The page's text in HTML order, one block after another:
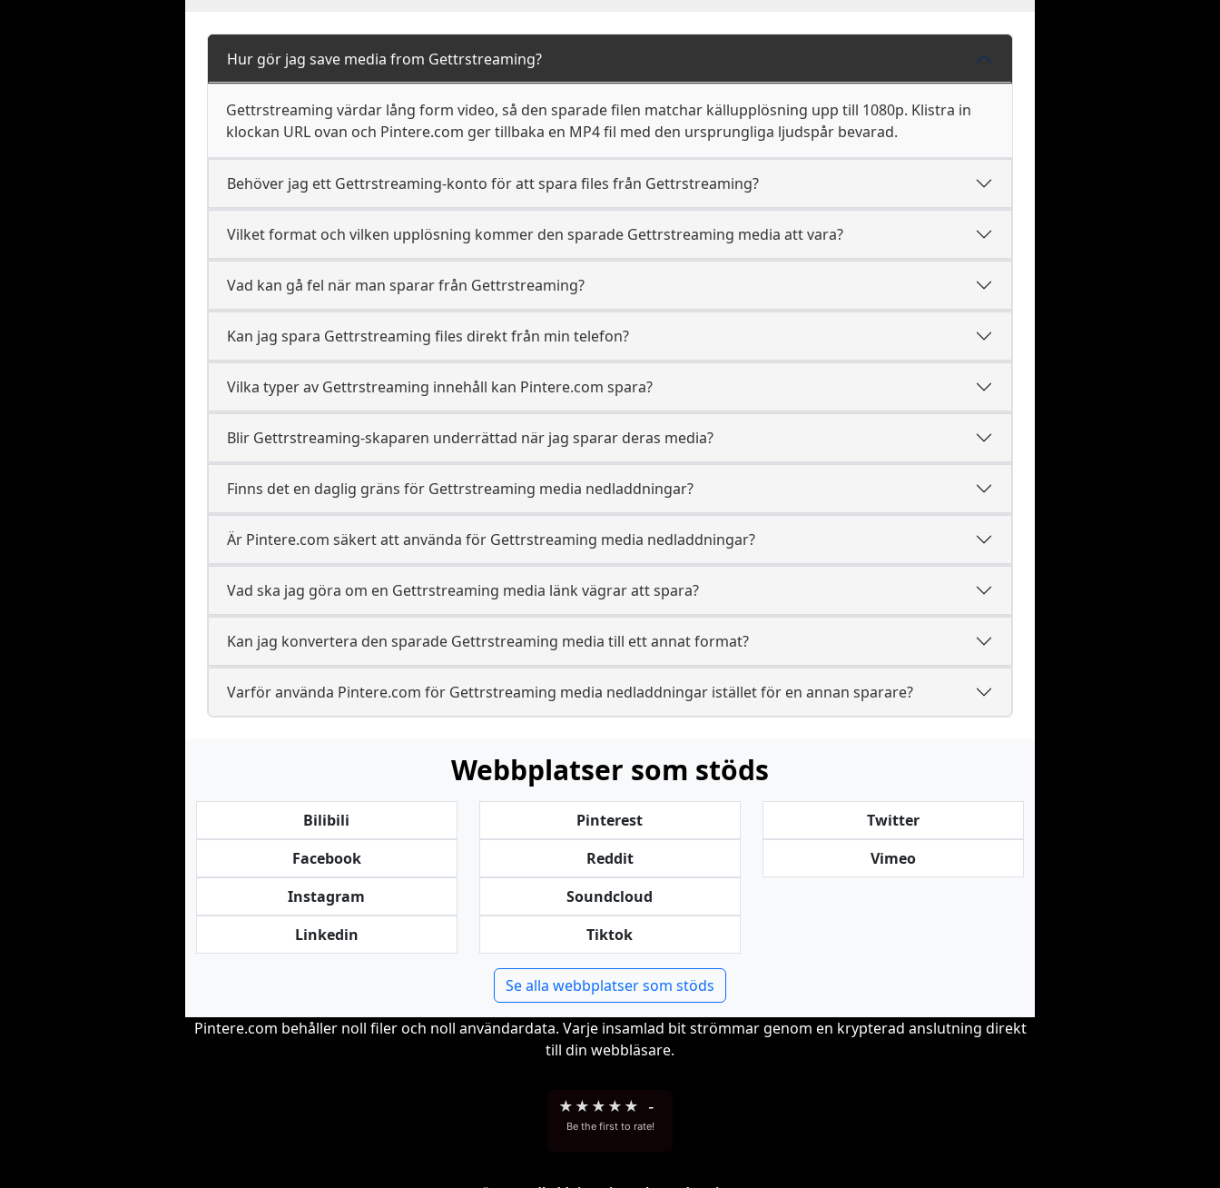
Hur gör jag save media from Gettrstreaming?
Gettrstreaming värdar lång form video, så den sparade filen matchar källupplösning upp till 1080p. Klistra in
klockan URL ovan och Pintere.com ger tillbaka en MP4 fil med den ursprungliga ljudspår bevarad.
Behöver jag ett Gettrstreaming-konto för att spara files från Gettrstreaming?
Vilket format och vilken upplösning kommer den sparade Gettrstreaming media att vara?
Vad kan gå fel när man sparar från Gettrstreaming?
Kan jag spara Gettrstreaming files direkt från min telefon?
Vilka typer av Gettrstreaming innehåll kan Pintere.com spara?
Blir Gettrstreaming-skaparen underrättad när jag sparar deras media?
Finns det en daglig gräns för Gettrstreaming media nedladdningar?
Är Pintere.com säkert att använda för Gettrstreaming media nedladdningar?
Vad ska jag göra om en Gettrstreaming media länk vägrar att spara?
Kan jag konvertera den sparade Gettrstreaming media till ett annat format?
Varför använda Pintere.com för Gettrstreaming media nedladdningar istället för en annan sparare?
Webbplatser som stöds
Bilibili
Facebook
Instagram
Linkedin
Pinterest
Reddit
Soundcloud
Tiktok
Twitter
Vimeo
Se alla webbplatser som stöds
Pintere.com behåller noll filer och noll användardata. Varje insamlad bit strömmar genom en krypterad anslutning direkt
till din webbläsare.
★ ★ ★ ★ ★ -
Be the first to rate!